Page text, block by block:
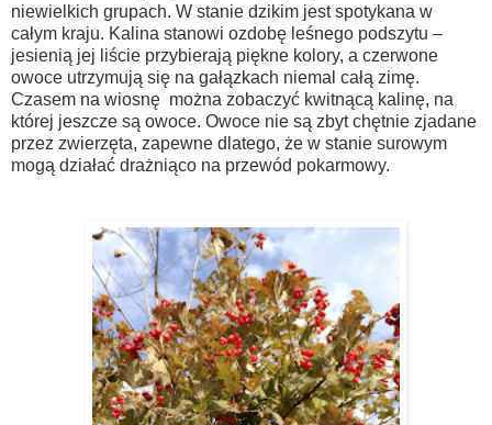
niewielkich grupach. W stanie dzikim jest spotykana w
całym kraju. Kalina stanowi ozdobę leśnego podszytu –
jesienią jej liście przybierają piękne kolory, a czerwone
owoce utrzymują się na gałązkach niemal całą zimę.
Czasem na wiosnę można zobaczyć kwitnącą kalinę, na
której jeszcze są owoce. Owoce nie są zbyt chętnie zjadane
przez zwierzęta, zapewne dlatego, że w stanie surowym
mogą działać drażniąco na przewód pokarmowy.